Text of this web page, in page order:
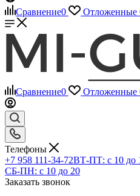
Сравнение0 Отложенные
Сравнение0 Отложенные
Телефоны
+7 958 111-34-72ВТ-ПТ: с 10 до
СБ-ПН: с 10 до 20
Заказать звонок